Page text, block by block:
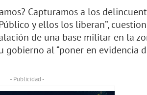
Capturamos a los
y ellos los liberan”,
de una base militar en la
gobierno al “poner en evidencia
- Publicidad -